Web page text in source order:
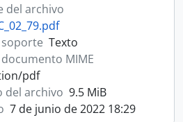
del archivo
Texto
MIME
pdf
del archivo 9.5 MiB
7 de junio de 2022 18:29